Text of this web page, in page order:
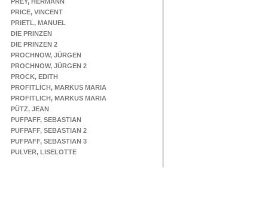
PRICE, VINCENT
PRIETL, MANUEL
DIE PRINZEN
DIE PRINZEN 2
PROCHNOW, JÜRGEN
PROCHNOW, JÜRGEN 2
PROCK, EDITH
PROFITLICH, MARKUS MARIA
PROFITLICH, MARKUS MARIA
PÜTZ, JEAN
PUFPAFF, SEBASTIAN
PUFPAFF, SEBASTIAN 2
PUFPAFF, SEBASTIAN 3
PULVER, LISELOTTE